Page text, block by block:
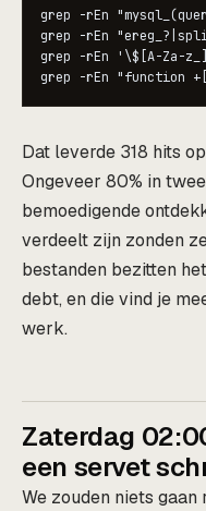
grep -rEn
grep -rEn
grep -rEn '\$[A-Za-
Dat leverde 318 hits
Ongeveer 80% in
bemoedigende
verdeelt zijn zonden
bestanden bezitten
debt, en die vind je
werk.
Zaterdag
een servet
We zouden niets